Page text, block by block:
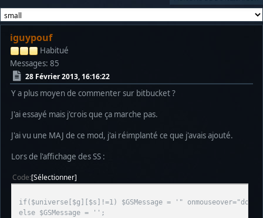
iguypouf
Habitué
Messages: 85
28 Février 2013, 16:16:22
Y a plus moyen de commenter sur bitbucket ?
J'ai essayé mais j'crois que ça marche pas.
J'ai vu une MAJ de ce mod, j'ai réimplanté ce que j'avais ajouté.
Lors de l'affichage des SS :
Code Sélectionner
if($universe[$g][$s]!=1) $GSMessage = '"
else $GSMessage = '';